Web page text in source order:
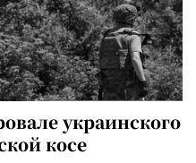
украинского
косе